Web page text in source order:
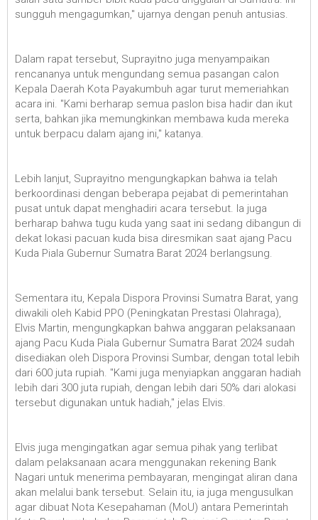
sungguh mengagumkan," ujarnya dengan penuh antusias.
Dalam rapat tersebut, Suprayitno juga menyampaikan
rencananya untuk mengundang semua pasangan calon
Kepala Daerah Kota Payakumbuh agar turut memeriahkan
acara ini. "Kami berharap semua paslon bisa hadir dan ikut
serta, bahkan jika memungkinkan membawa kuda mereka
untuk berpacu dalam ajang ini," katanya.
Lebih lanjut, Suprayitno mengungkapkan bahwa ia telah
berkoordinasi dengan beberapa pejabat di pemerintahan
pusat untuk dapat menghadiri acara tersebut. Ia juga
berharap bahwa tugu kuda yang saat ini sedang dibangun di
dekat lokasi pacuan kuda bisa diresmikan saat ajang Pacu
Kuda Piala Gubernur Sumatra Barat 2024 berlangsung.
Sementara itu, Kepala Dispora Provinsi Sumatra Barat, yang
diwakili oleh Kabid PPO (Peningkatan Prestasi Olahraga),
Elvis Martin, mengungkapkan bahwa anggaran pelaksanaan
ajang Pacu Kuda Piala Gubernur Sumatra Barat 2024 sudah
disediakan oleh Dispora Provinsi Sumbar, dengan total lebih
dari 600 juta rupiah. "Kami juga menyiapkan anggaran hadiah
lebih dari 300 juta rupiah, dengan lebih dari 50% dari alokasi
tersebut digunakan untuk hadiah," jelas Elvis.
Elvis juga mengingatkan agar semua pihak yang terlibat
dalam pelaksanaan acara menggunakan rekening Bank
Nagari untuk menerima pembayaran, mengingat aliran dana
akan melalui bank tersebut. Selain itu, ia juga mengusulkan
agar dibuat Nota Kesepahaman (MoU) antara Pemerintah